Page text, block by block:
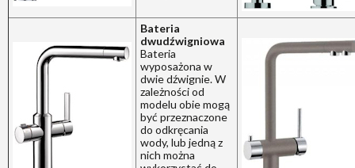
Bateria
dwudźwigniowa
Bateria
wyposażona w
dwie dźwignie. W
zależności od
modelu obie mogą
być przeznaczone
do odkręcania
wody, lub jedną z
nich można